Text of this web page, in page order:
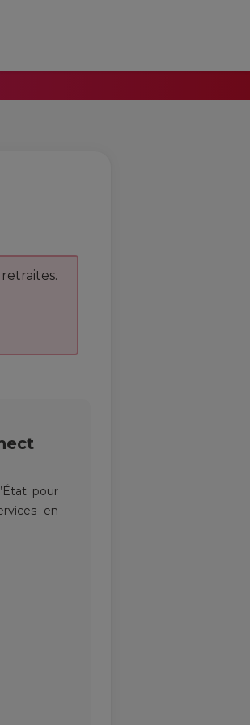
pour
en